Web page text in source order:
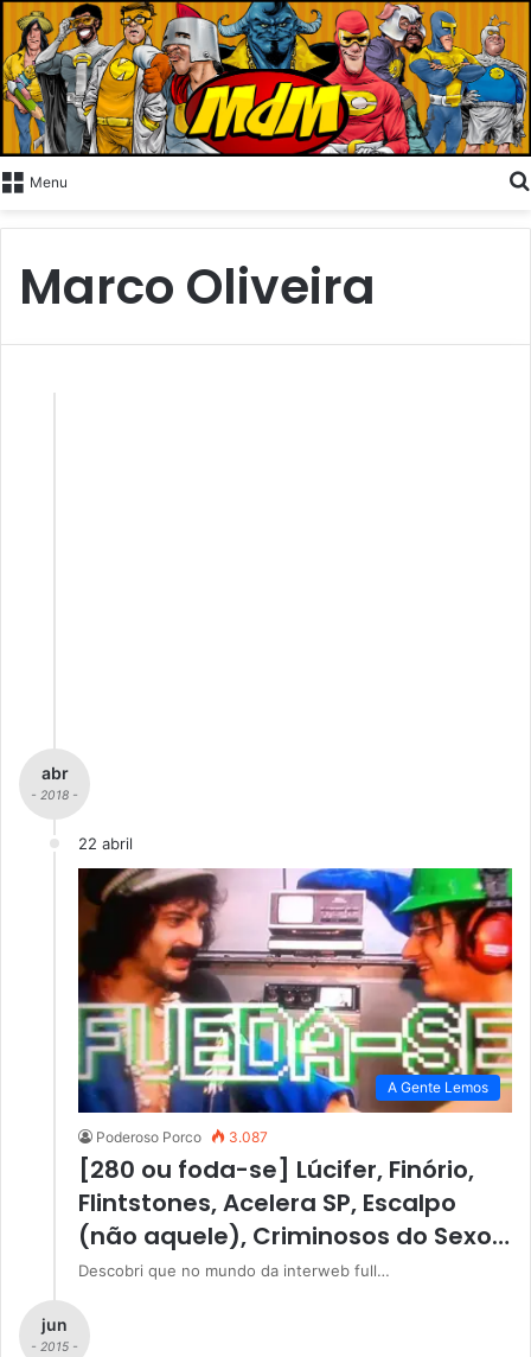
Menu
Marco Oliveira
abr
- 2018 -
22 abril
A Gente Lemos
Poderoso Porco 3.087
[280 ou foda-se] Lúcifer, Finório,
Flintstones, Acelera SP, Escalpo
(não aquele), Criminosos do Sexo…
Descobri que no mundo da interweb full…
jun
- 2015 -